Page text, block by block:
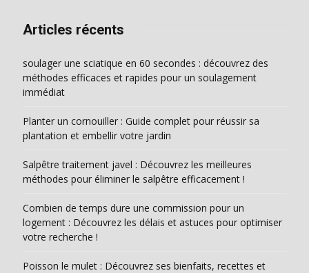
Articles récents
soulager une sciatique en 60 secondes : découvrez des
méthodes efficaces et rapides pour un soulagement
immédiat
Planter un cornouiller : Guide complet pour réussir sa
plantation et embellir votre jardin
Salpêtre traitement javel : Découvrez les meilleures
méthodes pour éliminer le salpêtre efficacement !
Combien de temps dure une commission pour un
logement : Découvrez les délais et astuces pour optimiser
votre recherche !
Poisson le mulet : Découvrez ses bienfaits, recettes et